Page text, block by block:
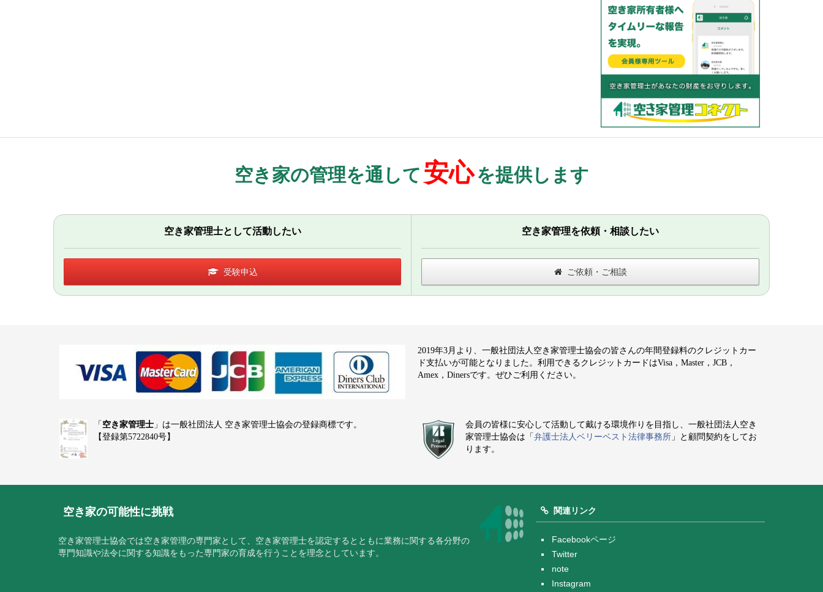
空き家の管理を通して安心を提供します
空き家管理士として活動したい
受験申込
空き家管理を依頼・相談したい
ご依頼・ご相談
2019年3月より、一般社団法人空き家管理士協会の皆さんの年間登録料のクレジットカー
ド支払いが可能となりました。利用できるクレジットカードはVisa，Master，JCB，
Amex，Dinersです。ぜひご利用ください。
「 空き家管理士 」は一般社団法人 空き家管理士協会の登録商標です。
【登録第5722840号】
会員の皆様に安心して活動して戴ける環境作りを目指し、一般社団法人空き
家管理士協会は「 弁護士法人ベリーベスト法律事務所 」と顧問契約をしてお
ります。
空き家の可能性に挑戦
空き家管理士協会では空き家管理の専門家として、空き家管理士を認定するとともに業務に関する各分野の
専門知識や法令に関する知識をもった専門家の育成を行うことを理念としています。
関連リンク
Facebookページ
Twitter
note
Instagram